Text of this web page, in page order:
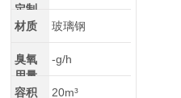
定制
材质 玻璃钢
臭氧
用量
-g/h
容积 20m³